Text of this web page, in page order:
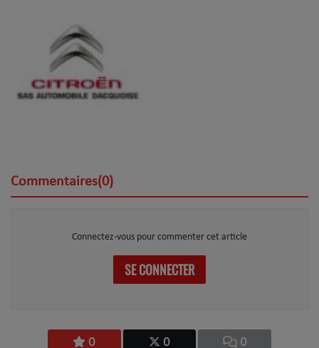
0 0 0
Commentaires(0)
Connectez-vous pour commenter cet article
SE CONNECTER